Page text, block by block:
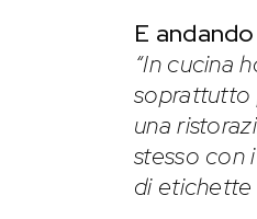
E
“In cucina
soprattutto
una
stesso con
di etichette